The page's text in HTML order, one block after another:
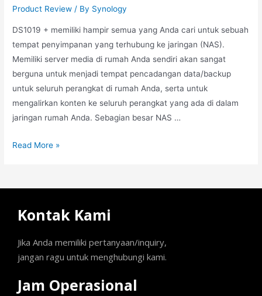
Product Review / By Synology
DS1019 + memiliki hampir semua yang Anda cari untuk sebuah
tempat penyimpanan yang terhubung ke jaringan (NAS).
Memiliki server media di rumah Anda sendiri akan sangat
berguna untuk menjadi tempat pencadangan data/backup
untuk seluruh perangkat di rumah Anda, serta untuk
mengalirkan konten ke seluruh perangkat yang ada di dalam
jaringan rumah Anda. Sebagian besar NAS …
Read More »
Kontak Kami
Jika Anda memiliki pertanyaan/inquiry,
jangan ragu untuk menghubungi kami.
Jam Operasional